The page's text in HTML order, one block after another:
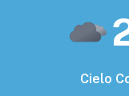
Cielo